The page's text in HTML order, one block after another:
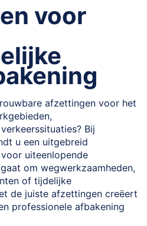
pagina voor
afzettingen voor het
Bij
u een uitgebreid
uiteenlopende
om wegwerkzaamheden,
of tijdelijke
de juiste afzettingen creëert
professionele afbakening